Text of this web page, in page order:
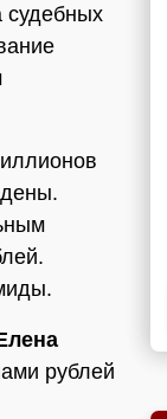
судебных
рублей